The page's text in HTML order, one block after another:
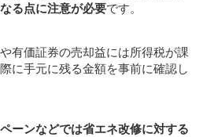
る点に注意が必要です。
有価証券の売却益には所得税が課
に手元に残る金額を事前に確認し
ーンなどでは省エネ改修に対する